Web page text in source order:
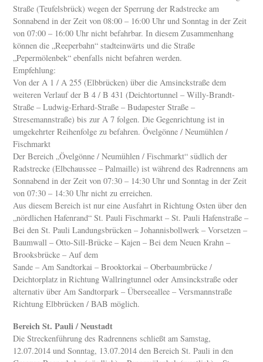
Straße (Teufelsbrück) wegen der Sperrung der Radstrecke am
Sonnabend in der Zeit von 08:00 – 16:00 Uhr und Sonntag in der Zeit
von 07:00 – 16:00 Uhr nicht befahrbar. In diesem Zusammenhang
können die „Reeperbahn“ stadteinwärts und die Straße
„Pepermölenbek“ ebenfalls nicht befahren werden.
Empfehlung:
Von der A 1 / A 255 (Elbbrücken) über die Amsinckstraße dem
weiteren Verlauf der B 4 / B 431 (Deichtortunnel – Willy-Brandt-
Straße – Ludwig-Erhard-Straße – Budapester Straße –
Stresemannstraße) bis zur A 7 folgen. Die Gegenrichtung ist in
umgekehrter Reihenfolge zu befahren. Övelgönne / Neumühlen /
Fischmarkt
Der Bereich „Övelgönne / Neumühlen / Fischmarkt“ südlich der
Radstrecke (Elbchaussee – Palmaille) ist während des Radrennens am
Sonnabend in der Zeit von 07:30 – 14:30 Uhr und Sonntag in der Zeit
von 07:30 – 14:30 Uhr nicht zu erreichen.
Aus diesem Bereich ist nur eine Ausfahrt in Richtung Osten über den
„nördlichen Hafenrand“ St. Pauli Fischmarkt – St. Pauli Hafenstraße –
Bei den St. Pauli Landungsbrücken – Johannisbollwerk – Vorsetzen –
Baumwall – Otto-Sill-Brücke – Kajen – Bei dem Neuen Krahn –
Brooksbrücke – Auf dem
Sande – Am Sandtorkai – Brooktorkai – Oberbaumbrücke /
Deichtorplatz in Richtung Wallringtunnel oder Amsinckstraße oder
alternativ über Am Sandtorpark – Überseeallee – Versmannstraße
Richtung Elbbrücken / BAB möglich.
Bereich St. Pauli / Neustadt
Die Streckenführung des Radrennens schließt am Samstag,
12.07.2014 und Sonntag, 13.07.2014 den Bereich St. Pauli in den